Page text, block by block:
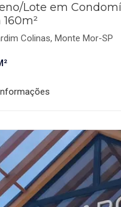
Lote em
Colinas, Monte Mor-SP